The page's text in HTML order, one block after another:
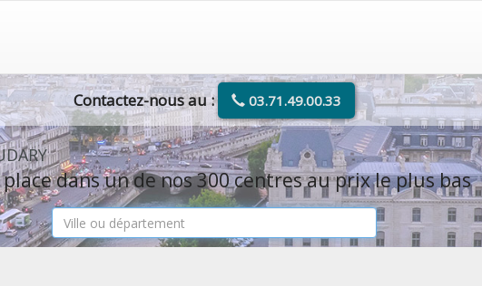
Contactez-nous au : 03.71.49.00.33
dans un de nos 300 centres au prix le plus bas